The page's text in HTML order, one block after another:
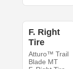
F. Right
Tire
Atturo™ Trail
Blade MT